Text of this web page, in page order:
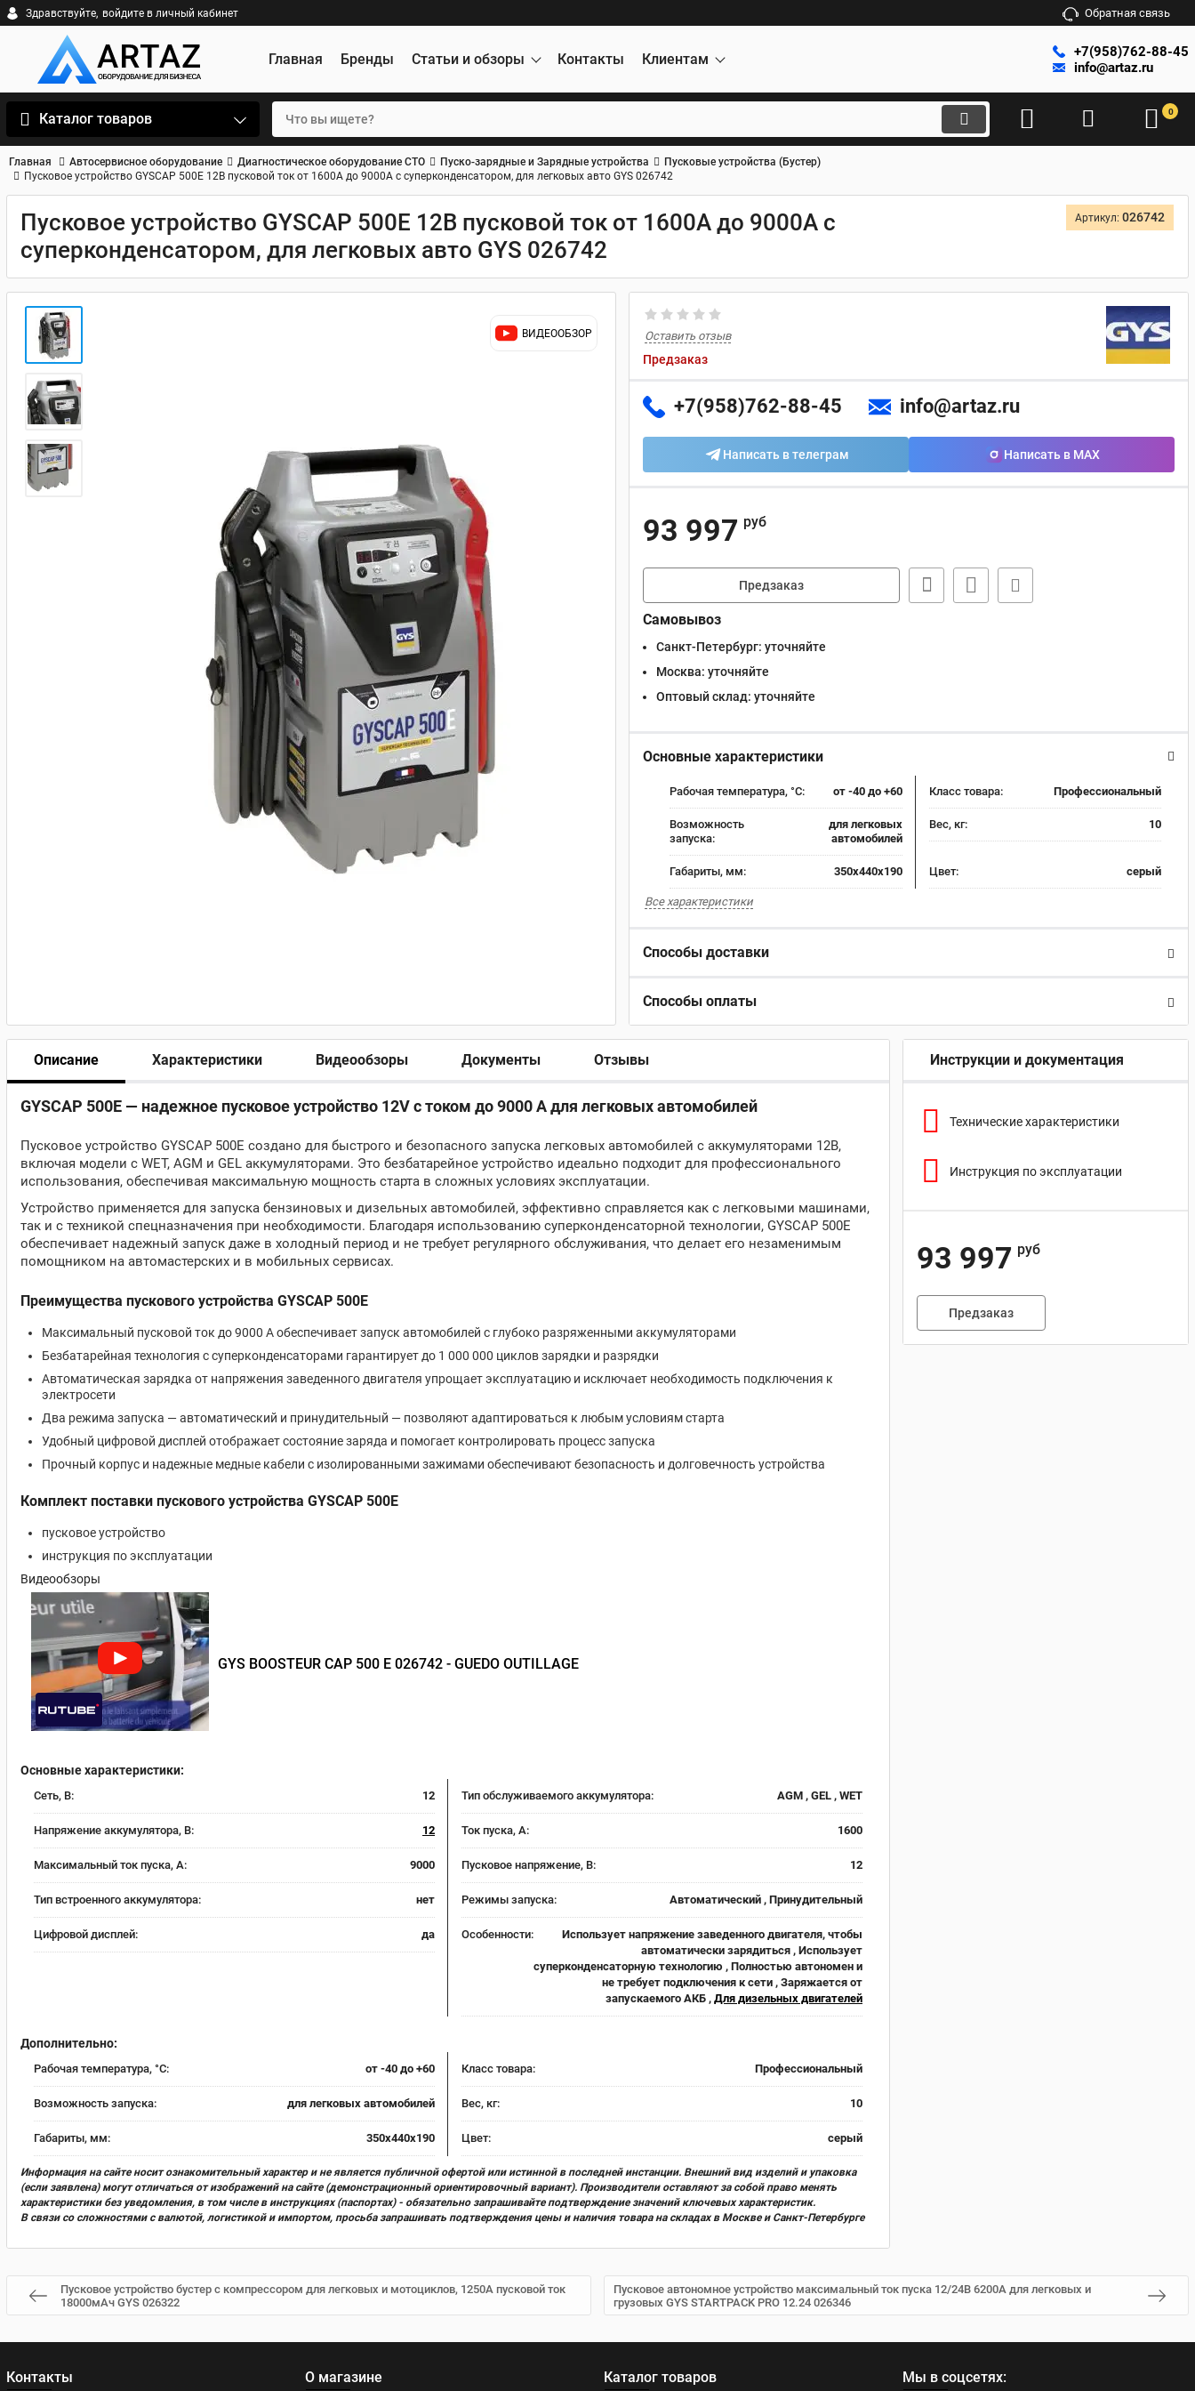
Здравствуйте, войдите в личный кабинет Обратная связь
Главная Бренды Статьи и обзоры Контакты Клиентам
+7(958)762-88-45
info@artaz.ru
Каталог товаров 0
Главная Автосервисное оборудование Диагностическое оборудование СТО Пуско-зарядные и Зарядные устройства
Пусковые устройства (Бустер)
Пусковое устройство GYSCAP 500E 12В пусковой ток от 1600A до 9000A с суперконденсатором, для легковых авто GYS 026742
Пусковое устройство GYSCAP 500E 12В пусковой ток от 1600A до 9000A с
суперконденсатором, для легковых авто GYS 026742
Артикул: 026742
ВИДЕООБЗОР Оставить отзыв
Предзаказ
+7(958)762-88-45 info@artaz.ru
Написать в телеграм Написать в MAX
93 997 руб
Предзаказ
Самовывоз
Санкт-Петербург: уточняйте
Москва: уточняйте
Оптовый склад: уточняйте
Основные характеристики
Рабочая температура, °C: от -40 до +60 Класс товара: Профессиональный
Возможность
запуска:
для легковых
автомобилей
Вес, кг: 10
Габариты, мм: 350х440х190 Цвет: серый
Все характеристики
Способы доставки
Способы оплаты
Описание Характеристики Видеообзоры Документы Отзывы
GYSCAP 500E — надежное пусковое устройство 12V с током до 9000 А для легковых автомобилей
Пусковое устройство GYSCAP 500E создано для быстрого и безопасного запуска легковых автомобилей с аккумуляторами 12В,
включая модели с WET, AGM и GEL аккумуляторами. Это безбатарейное устройство идеально подходит для профессионального
использования, обеспечивая максимальную мощность старта в сложных условиях эксплуатации.
Устройство применяется для запуска бензиновых и дизельных автомобилей, эффективно справляется как с легковыми машинами,
так и с техникой спецназначения при необходимости. Благодаря использованию суперконденсаторной технологии, GYSCAP 500E
обеспечивает надежный запуск даже в холодный период и не требует регулярного обслуживания, что делает его незаменимым
помощником на автомастерских и в мобильных сервисах.
Преимущества пускового устройства GYSCAP 500E
Максимальный пусковой ток до 9000 A обеспечивает запуск автомобилей с глубоко разряженными аккумуляторами
Безбатарейная технология с суперконденсаторами гарантирует до 1 000 000 циклов зарядки и разрядки
Автоматическая зарядка от напряжения заведенного двигателя упрощает эксплуатацию и исключает необходимость подключения к
электросети
Два режима запуска — автоматический и принудительный — позволяют адаптироваться к любым условиям старта
Удобный цифровой дисплей отображает состояние заряда и помогает контролировать процесс запуска
Прочный корпус и надежные медные кабели с изолированными зажимами обеспечивают безопасность и долговечность устройства
Комплект поставки пускового устройства GYSCAP 500E
пусковое устройство
инструкция по эксплуатации
Видеообзоры
GYS BOOSTEUR CAP 500 E 026742 - GUEDO OUTILLAGE
Основные характеристики:
Сеть, В: 12 Тип обслуживаемого аккумулятора: AGM , GEL , WET
Напряжение аккумулятора, В: 12 Ток пуска, А: 1600
Максимальный ток пуска, А: 9000 Пусковое напряжение, В: 12
Тип встроенного аккумулятора: нет Режимы запуска: Автоматический , Принудительный
Цифровой дисплей: да Особенности:
Использует напряжение заведенного двигателя, чтобы
автоматически зарядиться , Использует
суперконденсаторную технологию , Полностью автономен и
не требует подключения к сети , Заряжается от
запускаемого АКБ , Для дизельных двигателей
Дополнительно:
Рабочая температура, °C: от -40 до +60 Класс товара: Профессиональный
Возможность запуска: для легковых автомобилей Вес, кг: 10
Габариты, мм: 350х440х190 Цвет: серый
Информация на сайте носит ознакомительный характер и не является публичной офертой или истинной в последней инстанции. Внешний вид изделий и упаковка
(если заявлена) могут отличаться от изображений на сайте (демонстрационный ориентировочный вариант). Производители оставляют за собой право менять
характеристики без уведомления, в том числе в инструкциях (паспортах) - обязательно запрашивайте подтверждение значений ключевых характеристик.
В связи со сложностями с валютой, логистикой и импортом, просьба запрашивать подтверждения цены и наличия товара на складах в Москве и Санкт-Петербурге
Инструкции и документация
Технические характеристики
Инструкция по эксплуатации
93 997 руб
Предзаказ
Пусковое устройство бустер с компрессором для легковых и мотоциклов, 1250А пусковой ток
18000мАч GYS 026322
Пусковое автономное устройство максимальный ток пуска 12/24В 6200А для легковых и
грузовых GYS STARTPACK PRO 12.24 026346
Контакты О магазине Каталог товаров Мы в соцсетях: